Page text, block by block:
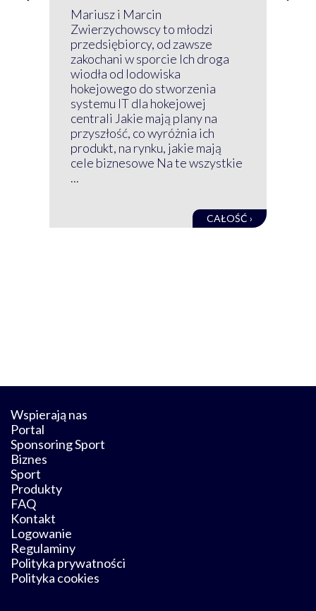
Mariusz i Marcin
Zwierzychowscy to młodzi
przedsiębiorcy, od zawsze
zakochani w sporcie Ich droga
wiodła od lodowiska
hokejowego do stworzenia
systemu IT dla hokejowej
centrali Jakie mają plany na
przyszłość, co wyróżnia ich
produkt, na rynku, jakie mają
cele biznesowe Na te wszystkie
...
CAŁOŚĆ ›
Wspierają nas
Portal
Sponsoring Sport
Biznes
Sport
Produkty
FAQ
Kontakt
Logowanie
Regulaminy
Polityka prywatności
Polityka cookies